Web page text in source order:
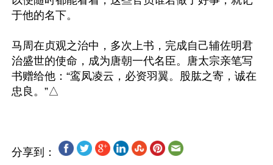
于他的名下。
马周在贞观之治中，多次上书，完成自己辅佐明君
治盛世的使命，成为唐朝一代名臣。唐太宗亲笔写
书赠给他：“鸾凤凌云，必资羽翼。股肱之寄，诚在
分享到：